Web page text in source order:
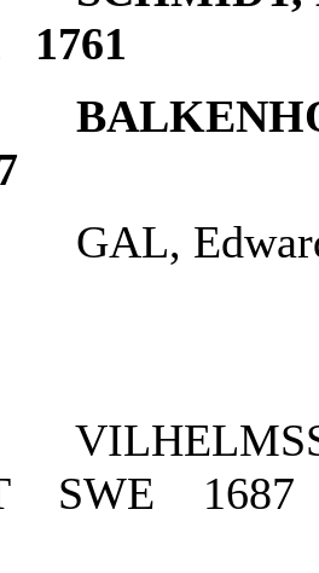
Edward
SWE 1687